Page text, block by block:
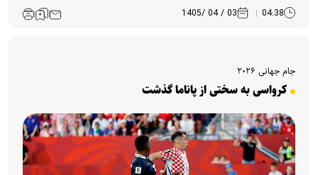
04:38
03 / 04 /1405
جام جهانی ۲۰۲۶
کرواسی به سختی از پاناما گذشت